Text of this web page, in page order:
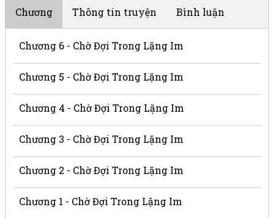
Chương Thông tin truyện Bình luận
Chương 6 - Chờ Đợi Trong Lặng Im
Chương 5 - Chờ Đợi Trong Lặng Im
Chương 4 - Chờ Đợi Trong Lặng Im
Chương 3 - Chờ Đợi Trong Lặng Im
Chương 2 - Chờ Đợi Trong Lặng Im
Chương 1 - Chờ Đợi Trong Lặng Im